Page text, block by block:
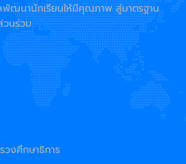
พัฒนานักเรียนให้มีคุณภาพ สู่มาตรฐาน
นร่วม..
วงศึกษาธิการ